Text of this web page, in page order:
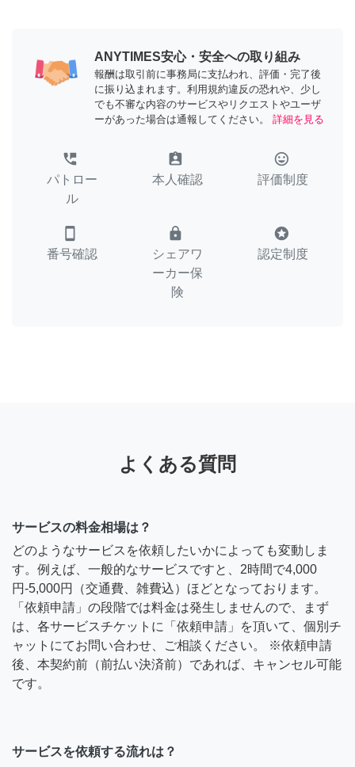
ANYTIMES安心・安全への取り組み
報酬は取引前に事務局に支払われ、評価・完了後
に振り込まれます。利用規約違反の恐れや、少し
でも不審な内容のサービスやリクエストやユーザ
ーがあった場合は通報してください。
詳細を見る
perm_phone_msg
パトロー
ル
assignment_ind
本人確認
tag_faces
評価制度
smartphone
番号確認
lock
シェアワ
ーカー保
険
stars
認定制度
よくある質問
サービスの料金相場は？
どのようなサービスを依頼したいかによっても変動しま
す。例えば、一般的なサービスですと、2時間で4,000
円-5,000円（交通費、雑費込）ほどとなっております。
「依頼申請」の段階では料金は発生しませんので、まず
は、各サービスチケットに「依頼申請」を頂いて、個別チ
ャットにてお問い合わせ、ご相談ください。 ※依頼申請
後、本契約前（前払い決済前）であれば、キャンセル可能
です。
サービスを依頼する流れは？